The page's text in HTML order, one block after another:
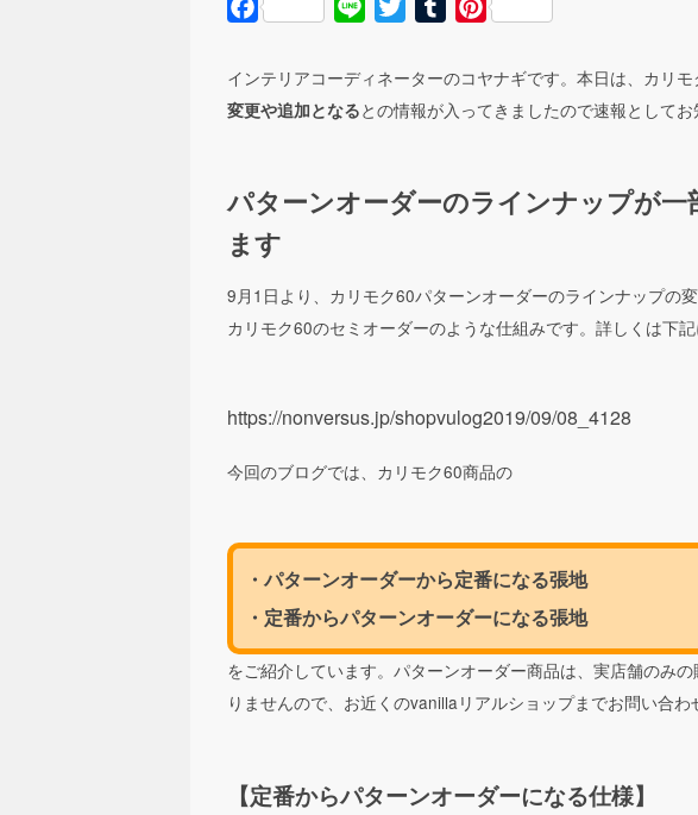
Facebook Line TwitterTumblrPinterest
インテリアコーディネーターのコヤナギです。本日は、カリモ
変更や追加となるとの情報が入ってきましたので速報としてお
パターンオーダーのラインナップが一
ます
9月1日より、カリモク60パターンオーダーのラインナップの
カリモク60のセミオーダーのような仕組みです。詳しくは下記
https://nonversus.jp/shopvulog2019/09/08_4128
今回のブログでは、カリモク60商品の
・パターンオーダーから定番になる張地
・定番からパターンオーダーになる張地
をご紹介しています。パターンオーダー商品は、実店舗のみ
りませんので、お近くのvanillaリアルショップまでお問い合わ
【定番からパターンオーダーになる仕様】